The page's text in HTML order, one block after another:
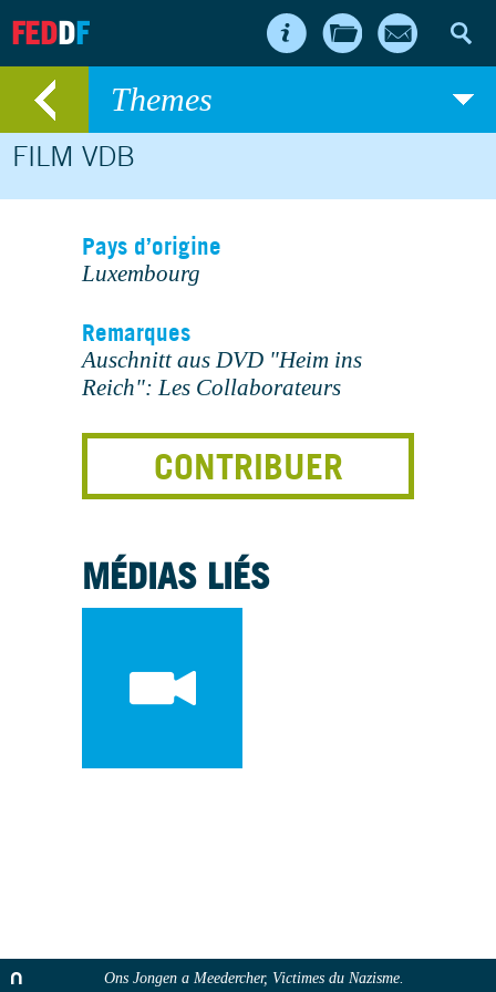
FEDDF
Themes
FILM VDB
Pays d’origine
Luxembourg
Remarques
Auschnitt aus DVD "Heim ins
Reich": Les Collaborateurs
CONTRIBUER
MÉDIAS LIÉS
Ons Jongen a Meedercher, Victimes du Nazisme.